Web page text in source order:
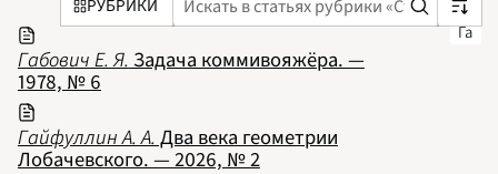
РУБРИКИ
Га
Габович Е. Я. Задача коммивояжёра. —
1978, № 6
Гайфуллин А. А. Два века геометрии
Лобачевского. — 2026, № 2